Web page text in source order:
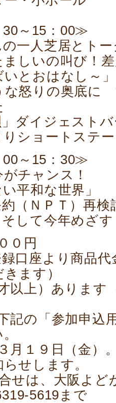
～15：00≫
一人芝居とトー
ましいの叫び！
とおはなし～」
な怒りの奥底に
」ダイジェスト
ショートステ
～15：30≫
チャンス！
平和な世界」
（ＮＰＴ）再検
て今年めざす
０円
録口座より商品
ます）
以上）あります
記の「参加申込
月１９日（金）
せします。
せは、大阪よど
5619まで